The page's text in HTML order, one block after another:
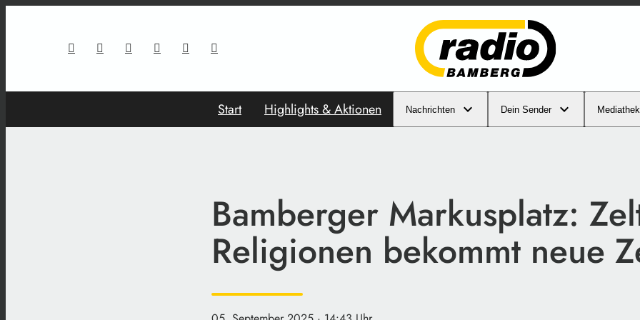
Start Highlights & Aktionen Nachrichten Dein Sender Mediathek
Bamberger Markusplatz:
Religionen bekommt neue